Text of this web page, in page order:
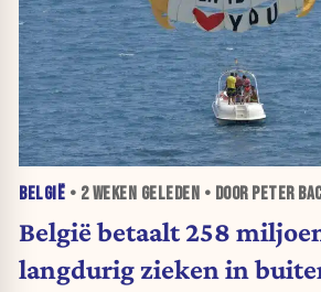
BELGIË • 2 WEKEN GELEDEN • DOOR PETER
België betaalt 258
langdurig zieken in